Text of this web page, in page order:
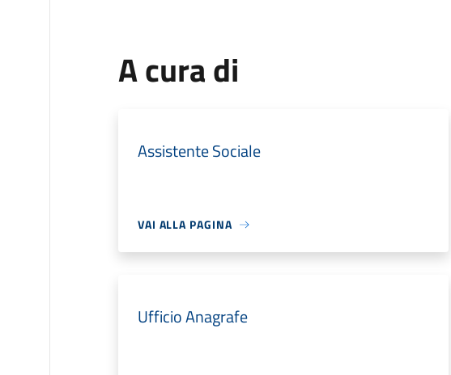
A cura di
Assistente Sociale
VAI ALLA PAGINA
Ufficio Anagrafe